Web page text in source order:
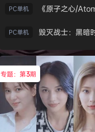
PC单机 《原子之心/
PC单机
专题：第3期